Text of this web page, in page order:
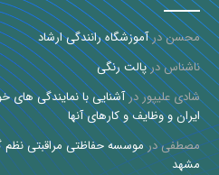
محسندرآموزشگاه رانندگی ارشاد
ناشناسدرپالت رنگی
شادی علیپوردرآشنایی با نمایندگی های
ایران و وظایف و کارهای آنها
مصطفیدرموسسه حفاظتی مراقبتی نظم
مشهد